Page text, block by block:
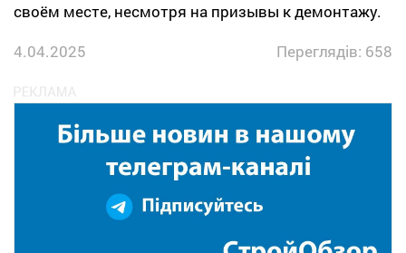
своём месте, несмотря на призывы к демонтажу.
4.04.2025
Переглядів: 658